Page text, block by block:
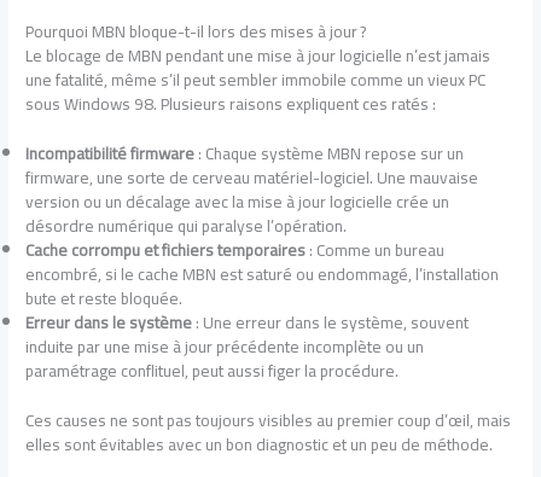
Pourquoi MBN bloque-t-il lors des mises à jour ?
Le blocage de MBN pendant une mise à jour logicielle n’est jamais
une fatalité, même s’il peut sembler immobile comme un vieux PC
sous Windows 98. Plusieurs raisons expliquent ces ratés :
Incompatibilité firmware: Chaque système MBN repose sur un
firmware, une sorte de cerveau matériel-logiciel. Une mauvaise
version ou un décalage avec la mise à jour logicielle crée un
désordre numérique qui paralyse l’opération.
Cache corrompu et fichiers temporaires: Comme un bureau
encombré, si le cache MBN est saturé ou endommagé, l’installation
bute et reste bloquée.
Erreur dans le système: Une erreur dans le système, souvent
induite par une mise à jour précédente incomplète ou un
paramétrage conflituel, peut aussi figer la procédure.
Ces causes ne sont pas toujours visibles au premier coup d’œil, mais
elles sont évitables avec un bon diagnostic et un peu de méthode.